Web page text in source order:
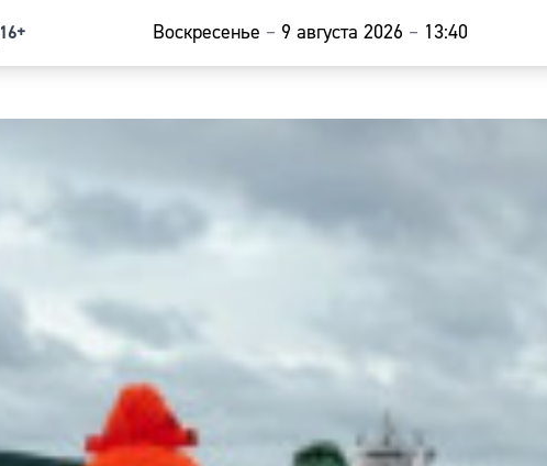
16+ Воскресенье – 9 августа 2026 – 13:40
Наши гости
Погода
Курсы валют